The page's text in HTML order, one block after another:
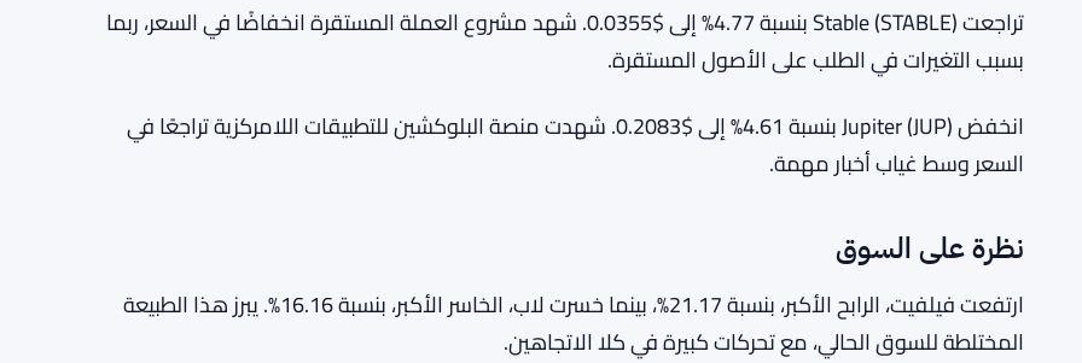
تراجعت Stable (STABLE) بنسبة 4.77% إلى $0.0355. شهد مشروع العملة المستقرة انخفاضًا في السعر، ربما
بسبب التغيرات في الطلب على الأصول المستقرة.
انخفض Jupiter (JUP) بنسبة 4.61% إلى $0.2083. شهدت منصة البلوكشين للتطبيقات اللامركزية تراجعًا في
السعر وسط غياب أخبار مهمة.
نظرة على السوق
ارتفعت فيلفيت، الرابح الأكبر، بنسبة 21.17%، بينما خسرت لاب، الخاسر الأكبر، بنسبة 16.16%. يبرز هذا الطبيعة
المختلطة للسوق الحالي، مع تحركات كبيرة في كلا الاتجاهين.